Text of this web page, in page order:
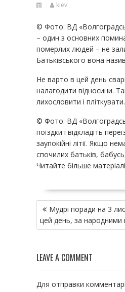
kiev
© Фото: ВД
– один з основних
померлих людей – не
Батьківського вона
Не варто в цей день
налагодити відносини.
лихословити і пліткувати.
© Фото: ВД
поїздки і відкладіть
заупокійні літії. Якщо
спочилих батьків,
Читайте більше
Н
а
в
г
а
ц
и
Мудрі поради на 3
цей день, за народними
LEAVE A COMMENT
Для отправки